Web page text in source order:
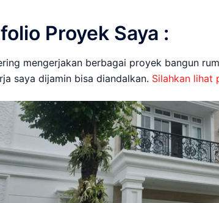
Proyek Saya :
mengerjakan berbagai proyek bangun
saya dijamin bisa diandalkan. Silahkan lihat